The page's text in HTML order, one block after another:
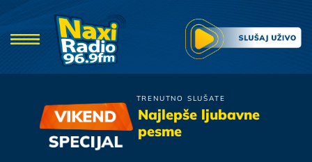
TRENUTNO SLUŠATE
Najlepše ljubavne
pesme
Boris Rezak